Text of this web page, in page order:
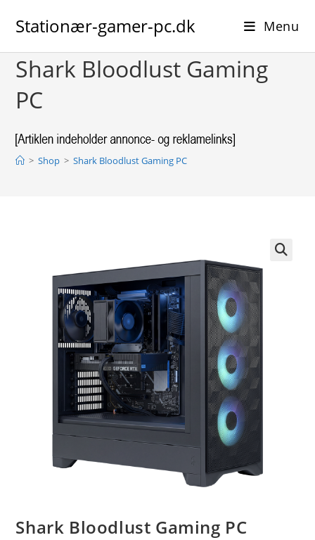
Stationær-gamer-pc.dk Menu
Shark Bloodlust Gaming
PC
> Shop > Shark Bloodlust Gaming PC
Shark Bloodlust Gaming PC